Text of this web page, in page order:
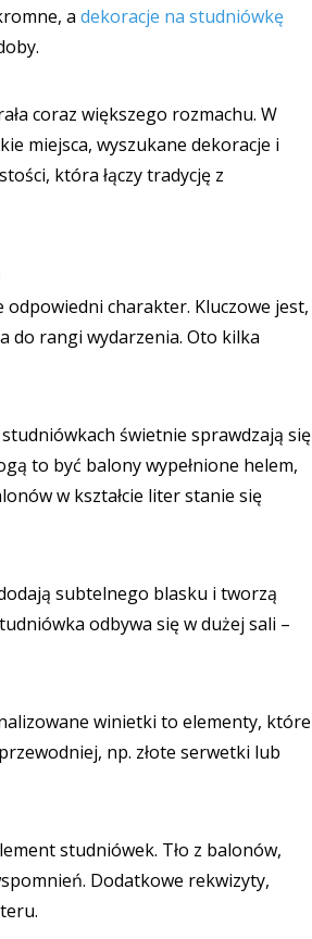
a dekoracje na studniówkę
coraz większego rozmachu. W
miejsca, wyszukane dekoracje i
która łączy tradycję z
charakter. Kluczowe jest,
do rangi wydarzenia. Oto kilka
świetnie sprawdzają się
to być balony wypełnione helem,
w kształcie liter stanie się
subtelnego blasku i tworzą
odbywa się w dużej sali –
winietki to elementy, które
np. złote serwetki lub
studniówek. Tło z balonów,
Dodatkowe rekwizyty,